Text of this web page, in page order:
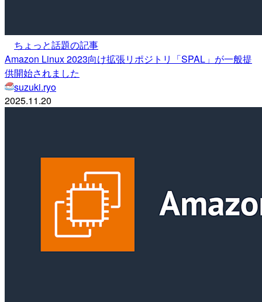
ちょっと話題の記事
Amazon Linux 2023向け拡張リポジトリ「SPAL」が一般提
供開始されました
suzuki.ryo
2025.11.20